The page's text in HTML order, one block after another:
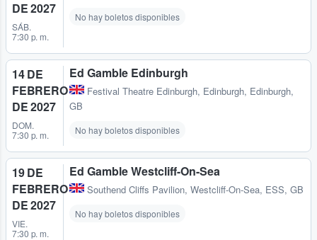
DE 2027
SÁB.
7:30 p. m.
No hay boletos disponibles
14 DE
FEBRERO
DE 2027
DOM.
7:30 p. m.
Ed Gamble Edinburgh
Festival Theatre Edinburgh, Edinburgh, Edinburgh,
GB
No hay boletos disponibles
19 DE
FEBRERO
DE 2027
VIE.
7:30 p. m.
Ed Gamble Westcliff-On-Sea
Southend Cliffs Pavilion, Westcliff-On-Sea, ESS, GB
No hay boletos disponibles